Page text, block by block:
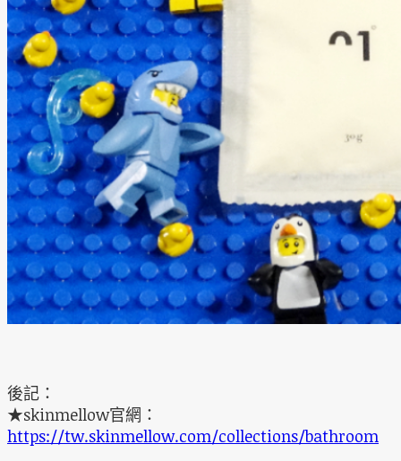
後記：
★skinmellow官網：
https://tw.skinmellow.com/collections/bathroom